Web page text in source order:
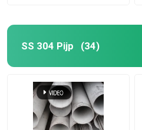
SS 304 Pijp (34)